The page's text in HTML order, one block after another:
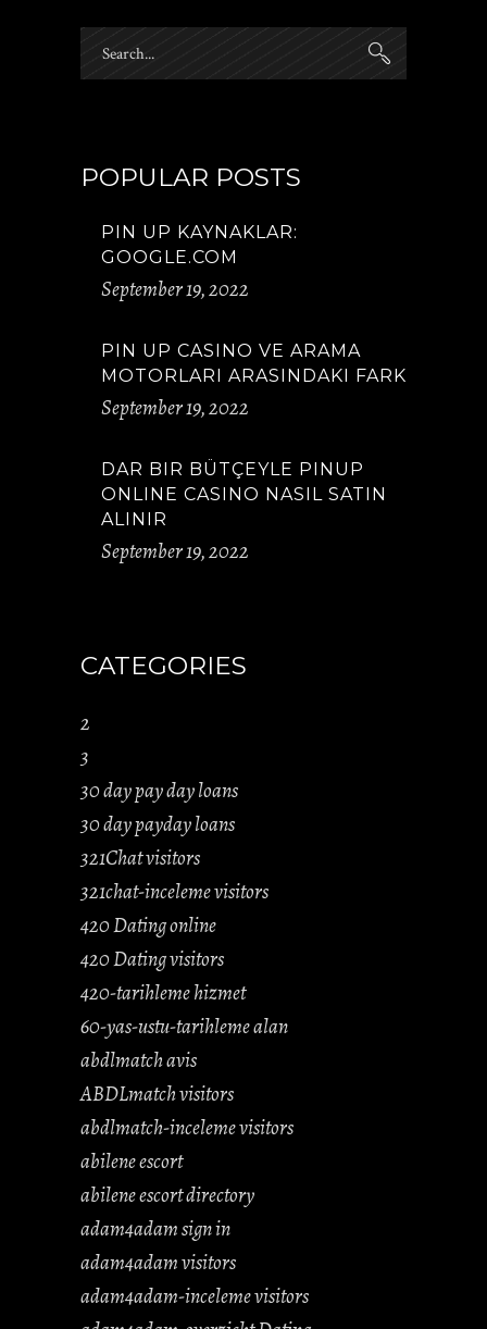
POPULAR POSTS
PIN UP KAYNAKLAR:
GOOGLE.COM
September 19, 2022
PIN UP CASINO VE ARAMA
MOTORLARI ARASINDAKI FARK
September 19, 2022
DAR BIR BÜTÇEYLE PINUP
ONLINE CASINO NASIL SATIN
ALINIR
September 19, 2022
CATEGORIES
2
3
30 day pay day loans
30 day payday loans
321Chat visitors
321chat-inceleme visitors
420 Dating online
420 Dating visitors
420-tarihleme hizmet
60-yas-ustu-tarihleme alan
abdlmatch avis
ABDLmatch visitors
abdlmatch-inceleme visitors
abilene escort
abilene escort directory
adam4adam sign in
adam4adam visitors
adam4adam-inceleme visitors